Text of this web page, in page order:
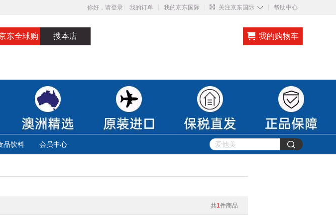
你好，请登录 我的订单 我的京东国际 关注京东国际 ◇ 帮助中心
东全球购 搜本店 我的购物车
品饮料 会员中心
共1件商品